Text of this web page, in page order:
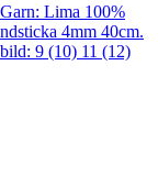
Lima 100%
4mm 40cm.
9 (10) 11 (12)